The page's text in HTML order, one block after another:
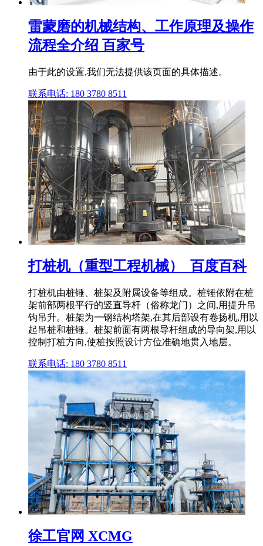
雷蒙磨的机械结构、工作原理及操作
流程全介绍 百家号
由于此的设置,我们无法提供该页面的具体描述。
联系电话: 180 3780 8511
打桩机（重型工程机械）_百度百科
打桩机由桩锤、桩架及附属设备等组成。桩锤依附在桩
架前部两根平行的竖直导杆（俗称龙门）之间,用提升吊
钩吊升。桩架为一钢结构塔架,在其后部设有卷扬机,用以
起吊桩和桩锤。桩架前面有两根导杆组成的导向架,用以
控制打桩方向,使桩按照设计方位准确地贯入地层。
联系电话: 180 3780 8511
徐工官网 XCMG